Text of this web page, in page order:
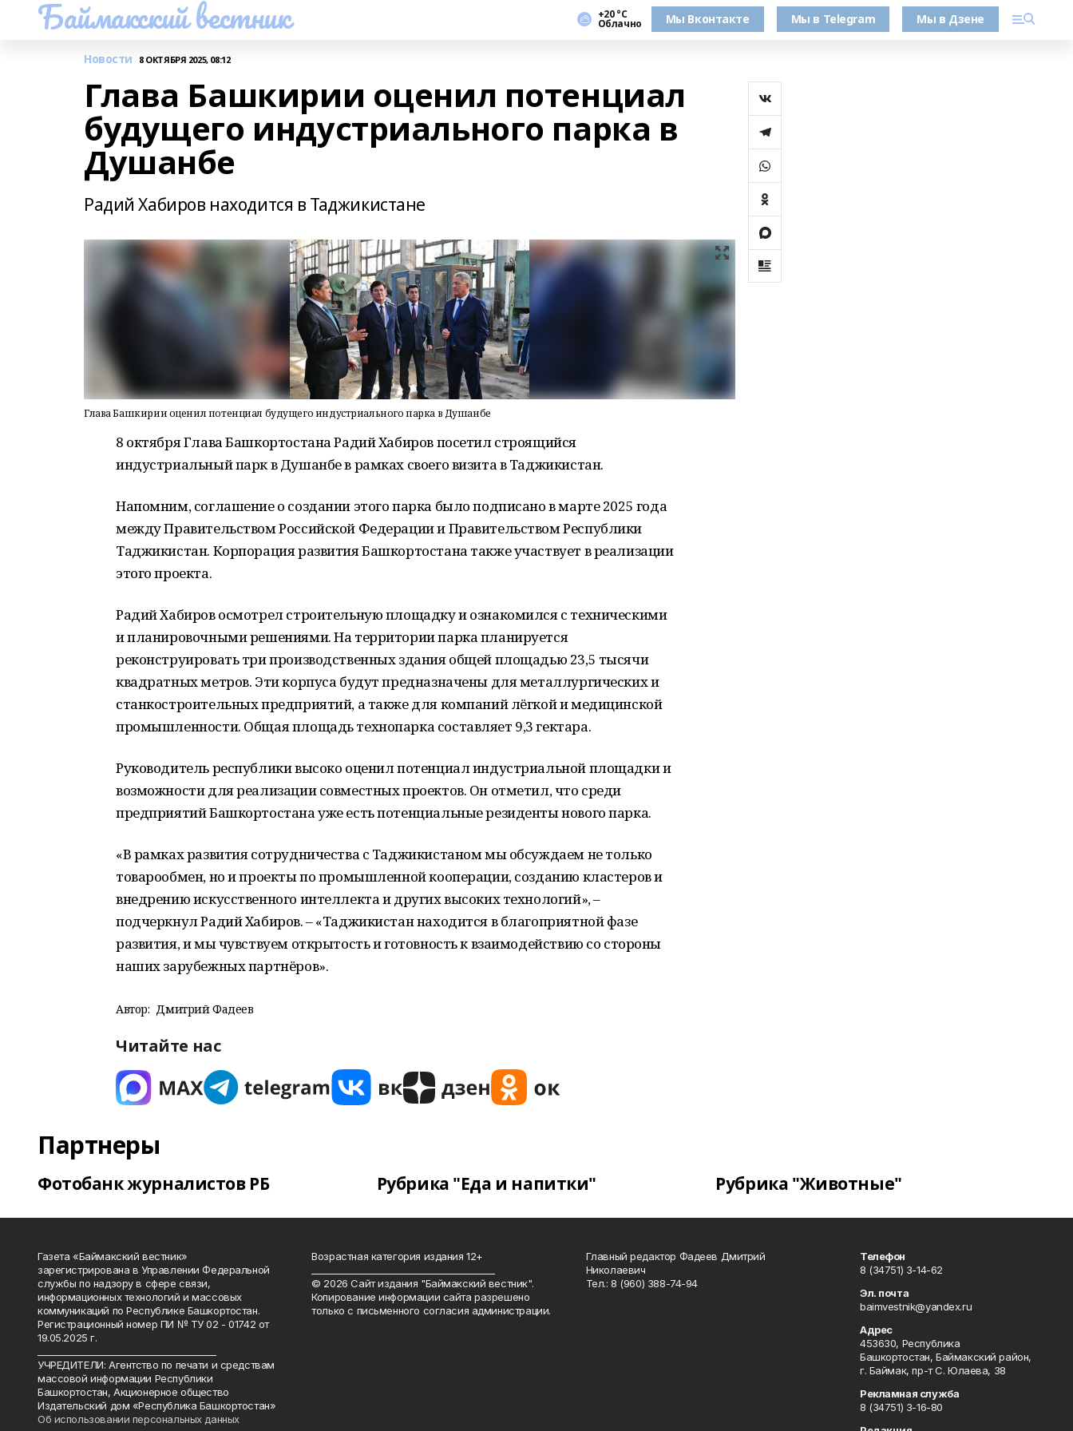
Баймакский вестник +20 °С
Облачно Мы Вконтакте Мы в Telegram Мы в Дзене
Новости 8 ОКТЯБРЯ 2025, 08:12
Глава Башкирии оценил потенциал
будущего индустриального парка в
Душанбе
Радий Хабиров находится в Таджикистане
Глава Башкирии оценил потенциал будущего индустриального парка в Душанбе
8 октября Глава Башкортостана Радий Хабиров посетил строящийся
индустриальный парк в Душанбе в рамках своего визита в Таджикистан.
Напомним, соглашение о создании этого парка было подписано в марте 2025 года
между Правительством Российской Федерации и Правительством Республики
Таджикистан. Корпорация развития Башкортостана также участвует в реализации
этого проекта.
Радий Хабиров осмотрел строительную площадку и ознакомился с техническими
и планировочными решениями. На территории парка планируется
реконструировать три производственных здания общей площадью 23,5 тысячи
квадратных метров. Эти корпуса будут предназначены для металлургических и
станкостроительных предприятий, а также для компаний лёгкой и медицинской
промышленности. Общая площадь технопарка составляет 9,3 гектара.
Руководитель республики высоко оценил потенциал индустриальной площадки и
возможности для реализации совместных проектов. Он отметил, что среди
предприятий Башкортостана уже есть потенциальные резиденты нового парка.
«В рамках развития сотрудничества с Таджикистаном мы обсуждаем не только
товарообмен, но и проекты по промышленной кооперации, созданию кластеров и
внедрению искусственного интеллекта и других высоких технологий», –
подчеркнул Радий Хабиров. – «Таджикистан находится в благоприятной фазе
развития, и мы чувствуем открытость и готовность к взаимодействию со стороны
наших зарубежных партнёров».
Автор: Дмитрий Фадеев
Читайте нас
Партнеры
Фотобанк журналистов РБ Рубрика "Еда и напитки" Рубрика "Животные"
Газета «Баймакский вестник»
зарегистрирована в Управлении Федеральной
службы по надзору в сфере связи,
информационных технологий и массовых
коммуникаций по Республике Башкортостан.
Регистрационный номер ПИ № ТУ 02 - 01742 от
19.05.2025 г.
УЧРЕДИТЕЛИ: Агентство по печати и средствам
массовой информации Республики
Башкортостан, Акционерное общество
Издательский дом «Республика Башкортостан»
Об использовании персональных данных
Возрастная категория издания 12+
© 2026 Сайт издания "Баймакский вестник".
Копирование информации сайта разрешено
только с письменного согласия администрации.
Главный редактор Фадеев Дмитрий
Николаевич
Тел.: 8 (960) 388-74-94
Телефон
8 (34751) 3-14-62
Эл. почта
baimvestnik@yandex.ru
Адрес
453630, Республика
Башкортостан, Баймакский район,
г. Баймак, пр-т С. Юлаева, 38
Рекламная служба
8 (34751) 3-16-80